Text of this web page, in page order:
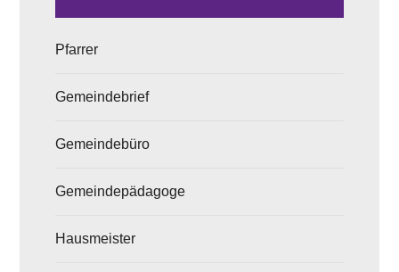
Pfarrer
Gemeindebrief
Gemeindebüro
Gemeindepädagoge
Hausmeister